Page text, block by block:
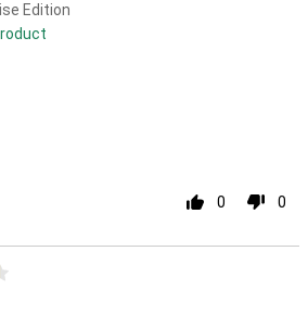
Edition
0 0